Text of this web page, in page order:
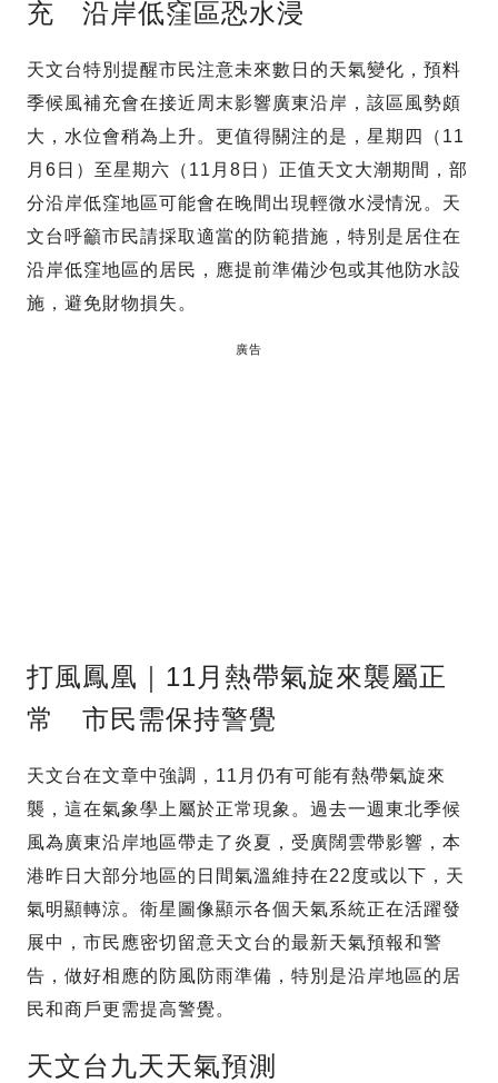
充 沿岸低窪區恐水浸
天文台特別提醒市民注意未來數日的天氣變化，預料
季候風補充會在接近周末影響廣東沿岸，該區風勢頗
大，水位會稍為上升。更值得關注的是，星期四（11
月6日）至星期六（11月8日）正值天文大潮期間，部
分沿岸低窪地區可能會在晚間出現輕微水浸情況。天
文台呼籲市民請採取適當的防範措施，特別是居住在
沿岸低窪地區的居民，應提前準備沙包或其他防水設
施，避免財物損失。
廣告
打風鳳凰｜11月熱帶氣旋來襲屬正
常 市民需保持警覺
天文台在文章中強調，11月仍有可能有熱帶氣旋來
襲，這在氣象學上屬於正常現象。過去一週東北季候
風為廣東沿岸地區帶走了炎夏，受廣闊雲帶影響，本
港昨日大部分地區的日間氣溫維持在22度或以下，天
氣明顯轉涼。衛星圖像顯示各個天氣系統正在活躍發
展中，市民應密切留意天文台的最新天氣預報和警
告，做好相應的防風防雨準備，特別是沿岸地區的居
民和商戶更需提高警覺。
天文台九天天氣預測